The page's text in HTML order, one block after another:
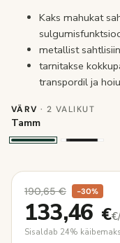
Kaks mahukat
metallist
tarnitakse
transpordil ja
VÄRV · 2 VALIKUT
Tamm
190,65€ −30%
133,46 €
Sisaldab 24%